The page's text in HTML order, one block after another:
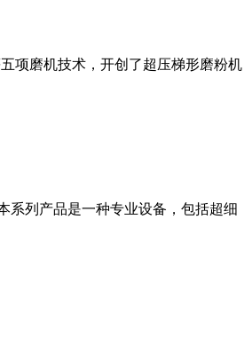
项磨机技术，开创了超压梯形磨粉机
系列产品是一种专业设备，包括超细